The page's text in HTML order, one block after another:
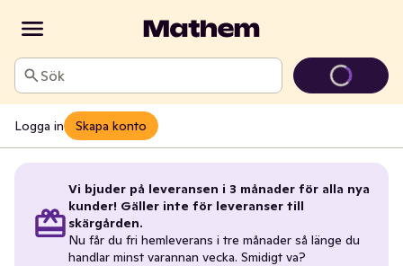
Sök
Logga in Skapa konto
Vi bjuder på leveransen i 3 månader för alla nya
kunder! Gäller inte för leveranser till
skärgården.
Nu får du fri hemleverans i tre månader så länge du
handlar minst varannan vecka. Smidigt va?